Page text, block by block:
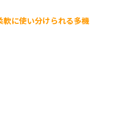
に使い分けられる多機